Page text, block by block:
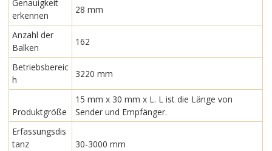
Genauigkeit
erkennen
28 mm
Anzahl der
Balken
162
Betriebsbereic
h
3220 mm
Produktgröße
15 mm x 30 mm x L. L ist die Länge von
Sender und Empfänger.
Erfassungsdis
tanz
30-3000 mm